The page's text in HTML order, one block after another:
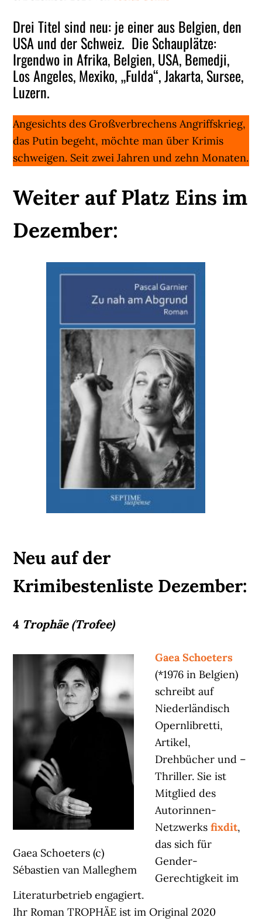
Drei Titel sind neu: je einer aus Belgien, den
USA und der Schweiz. Die Schauplätze:
Irgendwo in Afrika, Belgien, USA, Bemedji,
Los Angeles, Mexiko, „Fulda“, Jakarta, Sursee,
Luzern.
Angesichts des Großverbrechens Angriffskrieg,
das Putin begeht, möchte man über Krimis
schweigen. Seit zwei Jahren und zehn Monaten.
Weiter auf Platz Eins im
Dezember:
Neu auf der
Krimibestenliste Dezember:
4 Trophäe (Trofee)
Gaea Schoeters (c)
Sébastien van Malleghem
Gaea Schoeters
(*1976 in Belgien)
schreibt auf
Niederländisch
Opernlibretti,
Artikel,
Drehbücher und –
Thriller. Sie ist
Mitglied des
Autorinnen-
Netzwerksfixdit,
das sich für
Gender-
Gerechtigkeit im
Literaturbetrieb engagiert.
Ihr Roman TROPHÄE ist im Original 2020